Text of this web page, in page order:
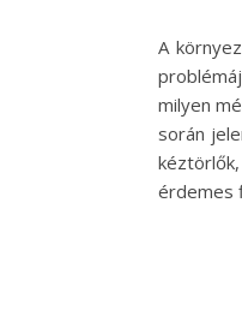
A
milyen
során
érdemes